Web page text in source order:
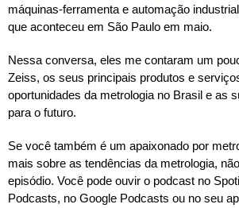
máquinas-ferramenta e automação
que aconteceu em São Paulo em maio.
Nessa conversa, eles me contaram um
Zeiss, os seus principais produtos e
oportunidades da metrologia no Brasil e as
para o futuro.
Se você também é um apaixonado por
mais sobre as tendências da metrologia,
episódio. Você pode ouvir o podcast no
Podcasts, no Google Podcasts ou no seu